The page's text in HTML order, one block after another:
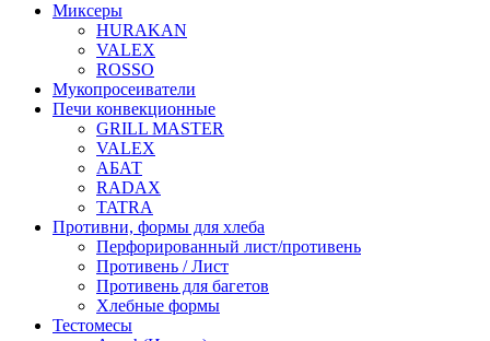
Миксеры
HURAKAN
VALEX
ROSSO
Мукопросеиватели
Печи конвекционные
GRILL MASTER
VALEX
АБАТ
RADAX
TATRA
Противни, формы для хлеба
Перфорированный лист/противень
Противень / Лист
Противень для багетов
Хлебные формы
Тестомесы